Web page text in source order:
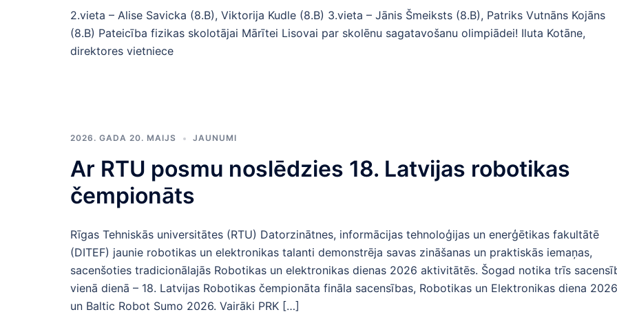
2.vieta – Alise Savicka (8.B), Viktorija Kudle (8.B) 3.vieta – Jānis Šmeiksts (8.B), Patriks Vutnāns Kojāns
(8.B) Pateicība fizikas skolotājai Mārītei Lisovai par skolēnu sagatavošanu olimpiādei! Iluta Kotāne,
direktores vietniece
2026. GADA 20. MAIJS JAUNUMI
Ar RTU posmu noslēdzies 18. Latvijas robotikas
čempionāts
Rīgas Tehniskās universitātes (RTU) Datorzinātnes, informācijas tehnoloģijas un enerģētikas fakultātē
(DITEF) jaunie robotikas un elektronikas talanti demonstrēja savas zināšanas un praktiskās iemaņas,
sacenšoties tradicionālajās Robotikas un elektronikas dienas 2026 aktivitātēs. Šogad notika trīs
vienā dienā – 18. Latvijas Robotikas čempionāta fināla sacensības, Robotikas un Elektronikas diena 2026
un Baltic Robot Sumo 2026. Vairāki PRK […]